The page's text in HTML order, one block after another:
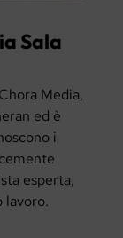
Sala
Media,
ed è
i
esperta,
lavoro.